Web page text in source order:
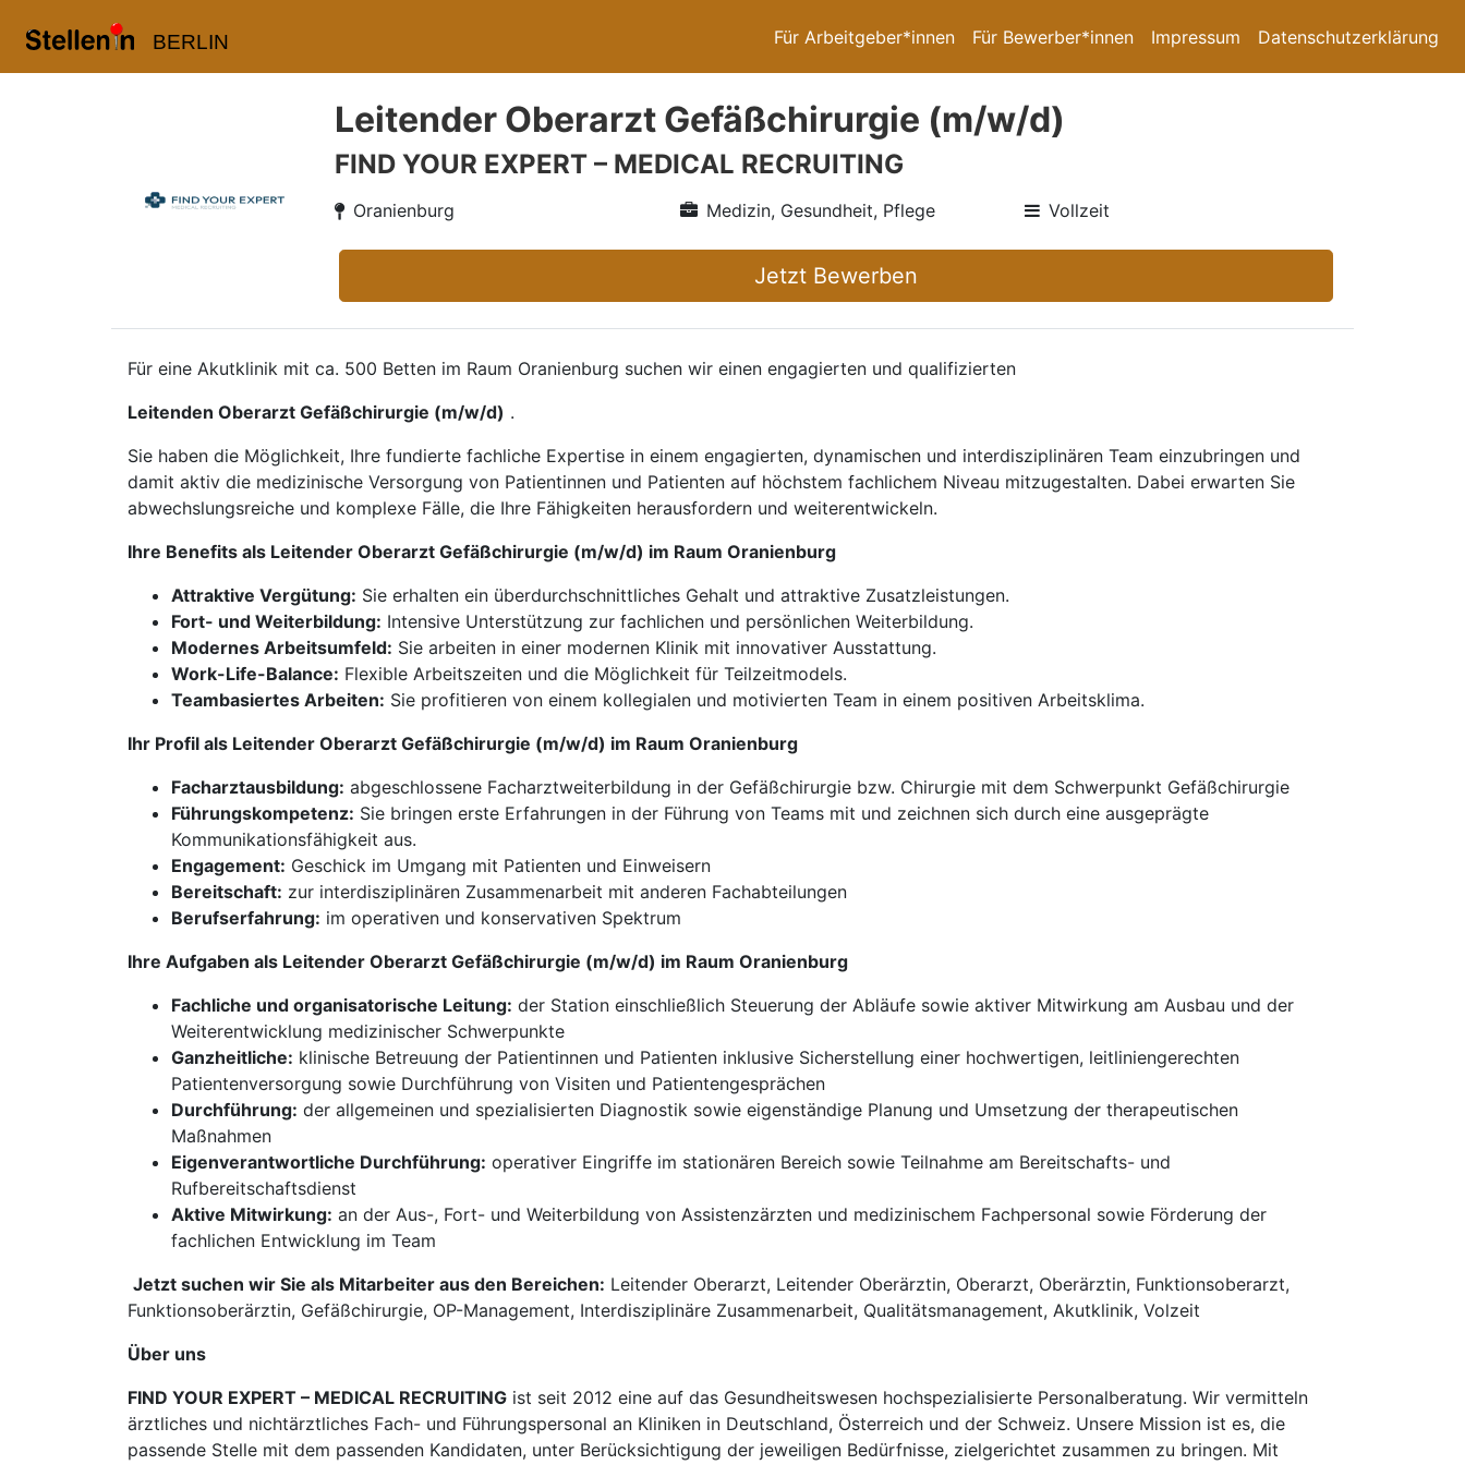
BERLIN Für Arbeitgeber*innen Für Bewerber*innen Impressum Datenschutzerklärung
Leitender Oberarzt Gefäßchirurgie (m/w/d)
FIND YOUR EXPERT – MEDICAL RECRUITING
Oranienburg Medizin, Gesundheit, Pflege Vollzeit
Jetzt Bewerben
Für eine Akutklinik mit ca. 500 Betten im Raum Oranienburg suchen wir einen engagierten und qualifizierten
Leitenden Oberarzt Gefäßchirurgie (m/w/d) .
Sie haben die Möglichkeit, Ihre fundierte fachliche Expertise in einem engagierten, dynamischen und interdisziplinären Team einzubringen und
damit aktiv die medizinische Versorgung von Patientinnen und Patienten auf höchstem fachlichem Niveau mitzugestalten. Dabei erwarten Sie
abwechslungsreiche und komplexe Fälle, die Ihre Fähigkeiten herausfordern und weiterentwickeln.
Ihre Benefits als Leitender Oberarzt Gefäßchirurgie (m/w/d) im Raum Oranienburg
Attraktive Vergütung: Sie erhalten ein überdurchschnittliches Gehalt und attraktive Zusatzleistungen.
Fort- und Weiterbildung: Intensive Unterstützung zur fachlichen und persönlichen Weiterbildung.
Modernes Arbeitsumfeld: Sie arbeiten in einer modernen Klinik mit innovativer Ausstattung.
Work-Life-Balance: Flexible Arbeitszeiten und die Möglichkeit für Teilzeitmodels.
Teambasiertes Arbeiten: Sie profitieren von einem kollegialen und motivierten Team in einem positiven Arbeitsklima.
Ihr Profil als Leitender Oberarzt Gefäßchirurgie (m/w/d) im Raum Oranienburg
Facharztausbildung: abgeschlossene Facharztweiterbildung in der Gefäßchirurgie bzw. Chirurgie mit dem Schwerpunkt Gefäßchirurgie
Führungskompetenz: Sie bringen erste Erfahrungen in der Führung von Teams mit und zeichnen sich durch eine ausgeprägte
Kommunikationsfähigkeit aus.
Engagement: Geschick im Umgang mit Patienten und Einweisern
Bereitschaft: zur interdisziplinären Zusammenarbeit mit anderen Fachabteilungen
Berufserfahrung: im operativen und konservativen Spektrum
Ihre Aufgaben als Leitender Oberarzt Gefäßchirurgie (m/w/d) im Raum Oranienburg
Fachliche und organisatorische Leitung: der Station einschließlich Steuerung der Abläufe sowie aktiver Mitwirkung am Ausbau und der
Weiterentwicklung medizinischer Schwerpunkte
Ganzheitliche: klinische Betreuung der Patientinnen und Patienten inklusive Sicherstellung einer hochwertigen, leitliniengerechten
Patientenversorgung sowie Durchführung von Visiten und Patientengesprächen
Durchführung: der allgemeinen und spezialisierten Diagnostik sowie eigenständige Planung und Umsetzung der therapeutischen
Maßnahmen
Eigenverantwortliche Durchführung: operativer Eingriffe im stationären Bereich sowie Teilnahme am Bereitschafts- und
Rufbereitschaftsdienst
Aktive Mitwirkung: an der Aus-, Fort- und Weiterbildung von Assistenzärzten und medizinischem Fachpersonal sowie Förderung der
fachlichen Entwicklung im Team
Jetzt suchen wir Sie als Mitarbeiter aus den Bereichen: Leitender Oberarzt, Leitender Oberärztin, Oberarzt, Oberärztin, Funktionsoberarzt,
Funktionsoberärztin, Gefäßchirurgie, OP-Management, Interdisziplinäre Zusammenarbeit, Qualitätsmanagement, Akutklinik, Volzeit
Über uns
FIND YOUR EXPERT – MEDICAL RECRUITING ist seit 2012 eine auf das Gesundheitswesen hochspezialisierte Personalberatung. Wir vermitteln
ärztliches und nichtärztliches Fach- und Führungspersonal an Kliniken in Deutschland, Österreich und der Schweiz. Unsere Mission ist es, die
passende Stelle mit dem passenden Kandidaten, unter Berücksichtigung der jeweiligen Bedürfnisse, zielgerichtet zusammen zu bringen. Mit